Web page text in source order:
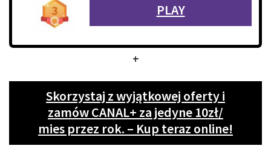
PLAY
+
Skorzystaj z wyjątkowej oferty i
zamów CANAL+ za jedyne 10zł/
mies przez rok. – Kup teraz online!